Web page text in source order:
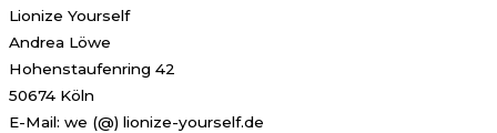
Lionize Yourself
Andrea Löwe
Hohenstaufenring 42
50674 Köln
E-Mail: we (@) lionize-yourself.de